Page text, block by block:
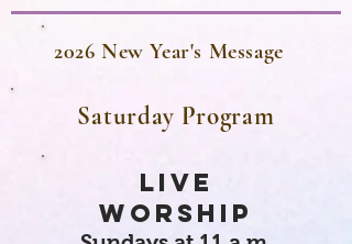
2026 New Year's Message
Saturday Program
LIVE
WORSHIP